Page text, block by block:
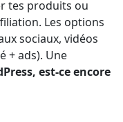
tes produits ou
Les options
sociaux, vidéos
+ ads). Une
est-ce encore